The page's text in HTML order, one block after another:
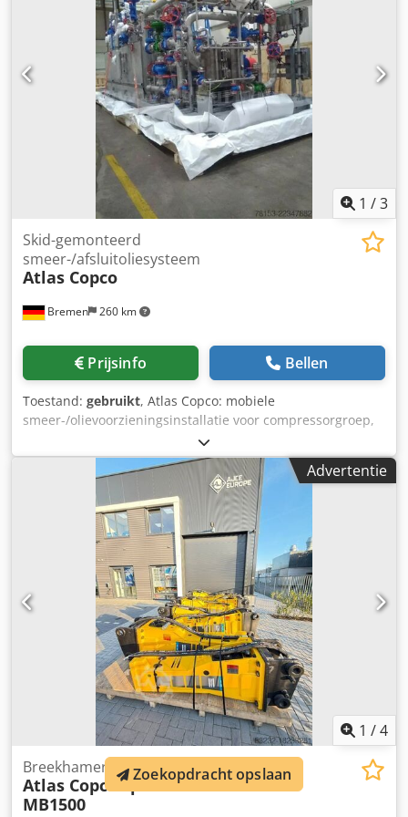
betrouwbaarheid en biedt hij tegelijkertijd een uitstekende
prijs-kwaliteitverhouding voor een gebruikt apparaat. Het
is een verstandige keuze voor wie op zoek is naar een
bewezen en efficiënte oplossing op het gebied van
gesmeerde compressoren.
1 /3
Bremen 260 km
Skid-gemonteerd
smeer-/afsluitoliesysteem
Atlas Copco
Prijsinfo Bellen
Toestand: gebruikt, Atlas Copco: mobiele
smeer-/olievoorzieningsinstallatie voor compressorgroep,
inclusief basisreservoir/tank met pompen, filters, koelers
en kleppenblok. Inclusief leegloopreservoir en diverse
reserveonderdelen en afdichtingen, zoals vermeld in de
hieronder te downloaden lijst. Let op: de verkoop is
afhankelijk van de succesvolle afronding binnen 24 uur
van een due diligence-onderzoek (BPDDC) en het invullen
van een verklaring van de eindgebruiker (EUS) door de
koper, en indien de koper niet de eindgebruiker is, voor
elke eindgebruiker. Chjdezmadmjpfx An Usa De BPDD- en
EUS-formulieren kunnen van de website worden
gedownload.
Advertentie
1 /4
Breekhamer
Atlas Copco Epiroc MB 1500
MB1500
Zoekopdracht opslaan